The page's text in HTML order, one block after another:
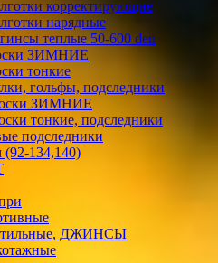
корректирующие
нарядные
теплые 50-600 den
ЗИМНИЕ
тонкие
гольфы, подследники
ЗИМНИЕ
тонкие, подследники
подследники
134,140)
ДЖИНСЫ